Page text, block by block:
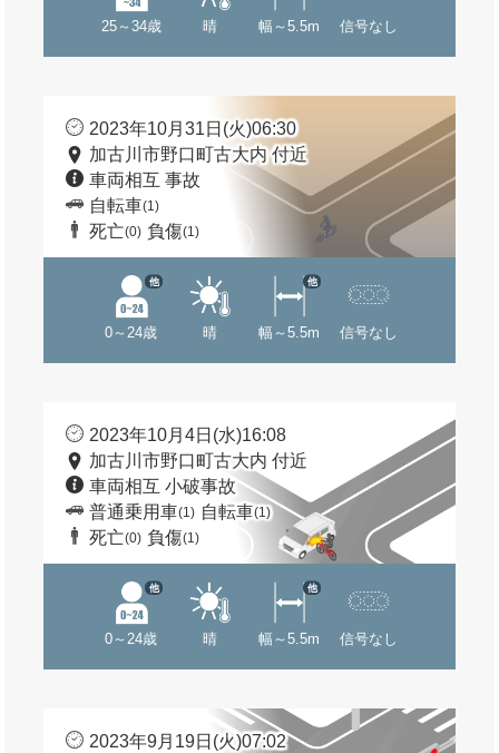
25～34歳 晴 幅～5.5m 信号なし
2023年10月31日(火)06:30
加古川市野口町古大内 付近
車両相互 事故
自転車(1)
死亡(0) 負傷(1)
0～24歳
他
晴 幅～5.5m
他
信号なし
2023年10月4日(水)16:08
加古川市野口町古大内 付近
車両相互 小破事故
普通乗用車(1) 自転車(1)
死亡(0) 負傷(1)
0～24歳
他
晴 幅～5.5m
他
信号なし
2023年9月19日(火)07:02